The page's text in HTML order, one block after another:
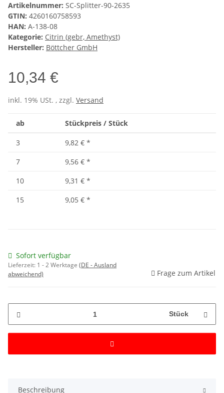
Artikelnummer: SC-Splitter-90-2635
GTIN: 4260160758593
HAN: A-138-08
Kategorie: Citrin (gebr, Amethyst)
Hersteller: Böttcher GmbH
10,34 €
inkl. 19% USt. , zzgl. Versand
ab Stückpreis / Stück
3 9,82 € *
7
9,56 € *
10
9,31 € *
15
9,05 € *
Sofort verfügbar
Lieferzeit: 1 - 2 Werktage (DE - Ausland
abweichend)
Frage zum Artikel
Stück
Beschreibung